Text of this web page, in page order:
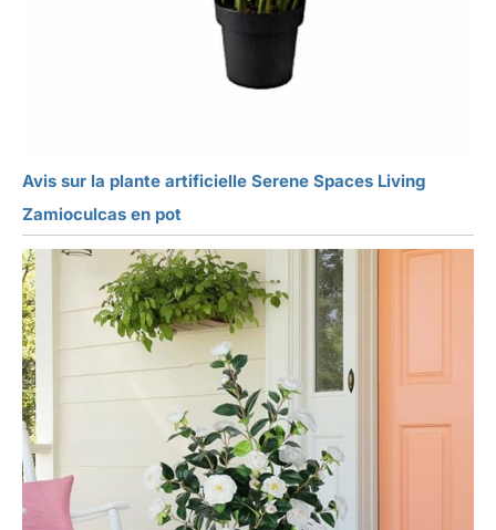
Avis sur la plante artificielle Serene Spaces Living
Zamioculcas en pot